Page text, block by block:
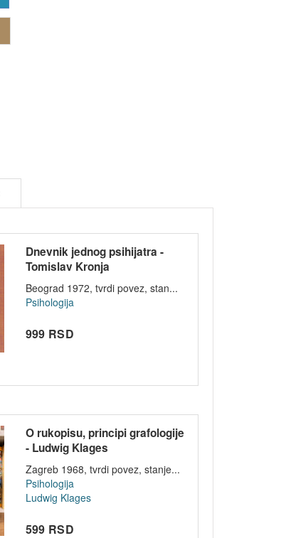
Dnevnik jednog psihijatra -
Tomislav Kronja
Beograd 1972, tvrdi povez, stan...
Psihologija
999 RSD
O rukopisu, principi grafologije
- Ludwig Klages
Zagreb 1968, tvrdi povez, stanje...
Psihologija
Ludwig Klages
599 RSD